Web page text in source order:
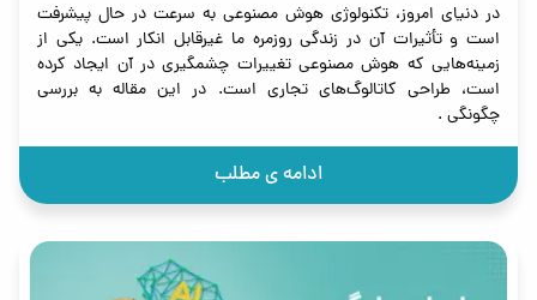
در دنیای امروز، تکنولوژی هوش مصنوعی به سرعت در حال پیشرفت
است و تأثیرات آن در زندگی روزمره ما غیرقابل انکار است. یکی از
زمینه‌هایی که هوش مصنوعی تغییرات چشمگیری در آن ایجاد کرده
است، طراحی کاتالوگ‌های تجاری است. در این مقاله به بررسی
چگونگی .
ادامه ی مطلب